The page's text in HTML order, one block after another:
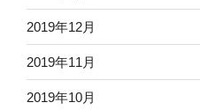
2019年12月
2019年11月
2019年10月